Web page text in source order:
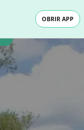
OBRIR APP